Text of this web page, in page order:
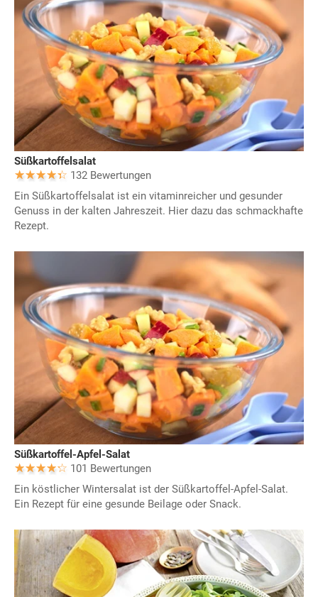
Süßkartoffelsalat
132 Bewertungen
Ein Süßkartoffelsalat ist ein vitaminreicher und gesunder
Genuss in der kalten Jahreszeit. Hier dazu das schmackhafte
Rezept.
Süßkartoffel-Apfel-Salat
101 Bewertungen
Ein köstlicher Wintersalat ist der Süßkartoffel-Apfel-Salat.
Ein Rezept für eine gesunde Beilage oder Snack.